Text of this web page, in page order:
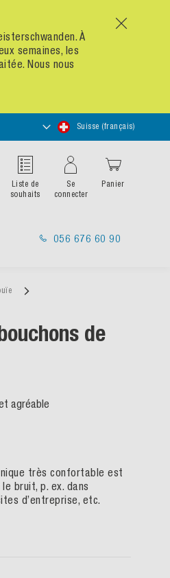
x
À
semaines, les
Nous nous
Choisir
Suisse (français)
Liste de
souhaits
Se
connecter
Panier
056 676 60 90
de
agréable
très confortable est
bruit, p. ex. dans
d’entreprise, etc.